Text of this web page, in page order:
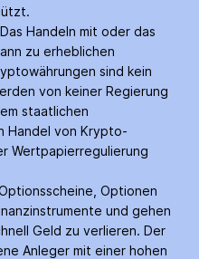
Handeln mit oder das
zu erheblichen
sind kein
von keiner Regierung
staatlichen
Handel von Krypto­
Wertpapier­regulierung
Optionen
und gehen
Geld zu verlieren. Der
Anleger mit einer hohen